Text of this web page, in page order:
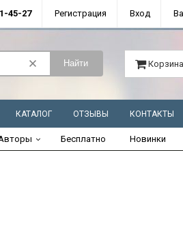
45-27 Регистрация Вход
Найти Корзина
КАТАЛОГ ОТЗЫВЫ КОНТАКТЫ
Бесплатно Новинки